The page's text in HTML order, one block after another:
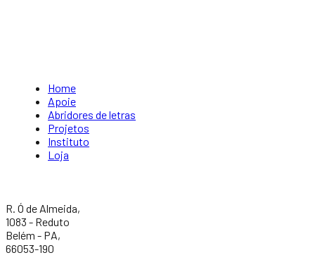
Home
Apoie
Abridores de letras
Projetos
Instituto
Loja
R. Ó de Almeida,
1083 - Reduto
Belém - PA,
66053-190